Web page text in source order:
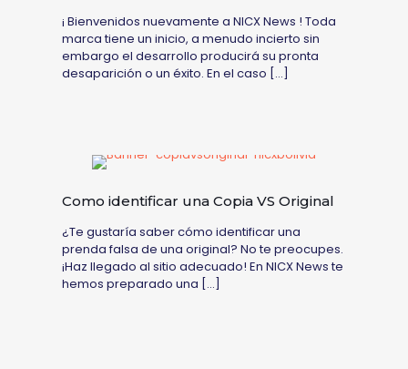
¡ Bienvenidos nuevamente a NICX News ! Toda
marca tiene un inicio, a menudo incierto sin
embargo el desarrollo producirá su pronta
desaparición o un éxito. En el caso […]
Como identificar una Copia VS Original
¿Te gustaría saber cómo identificar una
prenda falsa de una original? No te preocupes.
¡Haz llegado al sitio adecuado! En NICX News te
hemos preparado una […]